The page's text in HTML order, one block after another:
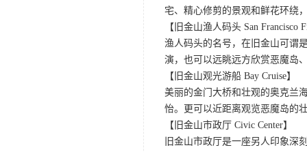
宅、精心修剪的景观和鲜花环绕
【旧金山渔人码头 San Francisco
渔人码头的名号，在旧金山可谓
演，也可以远眺远方欣赏恶魔岛
【旧金山观光游船 Bay Cruise】
美丽的金门大桥和壮观的奥克兰
怡。更可以近距离观览恶魔岛的
【旧金山市政厅 Civic Center】
旧金山市政厅是一座另人印象深